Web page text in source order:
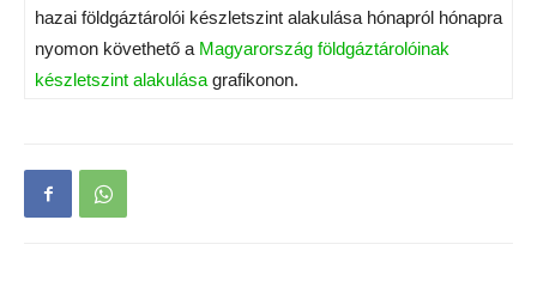
hazai földgáztárolói készletszint alakulása hónapról hónapra
nyomon követhető a Magyarország földgáztárolóinak
készletszint alakulása grafikonon.